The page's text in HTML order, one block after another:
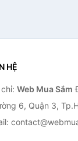
HỆ
Web Mua Sắm
6, Quận 3,